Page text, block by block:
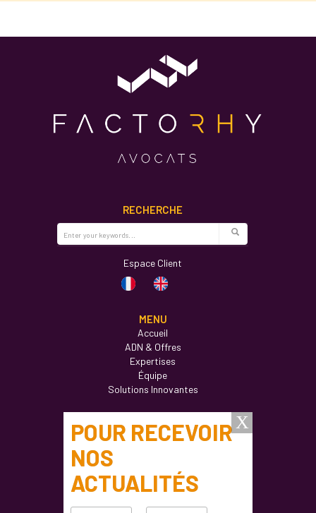
RECHERCHE
Espace Client
MENU
Accueil
ADN & Offres
Expertises
Équipe
Solutions Innovantes
Actualités
Carrières